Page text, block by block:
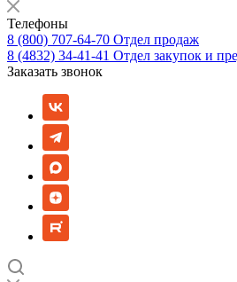
Телефоны
8 (800) 707-64-70 Отдел продаж
8 (4832) 34-41-41 Отдел закупок и
Заказать звонок